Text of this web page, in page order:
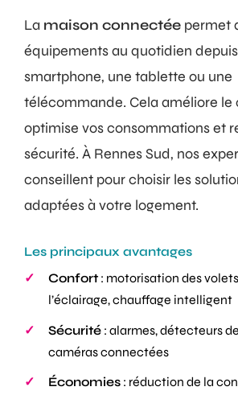
La maison connectée permet
équipements au quotidien
smartphone, une tablette ou une
télécommande. Cela améliore le
optimise vos consommations et
sécurité. À Rennes Sud, nos
conseillent pour choisir les
adaptées à votre logement.
Les principaux avantages
Confort : motorisation des
l’éclairage, chauffage intelligent
Sécurité : alarmes, détecteurs
caméras connectées
Économies : réduction de la